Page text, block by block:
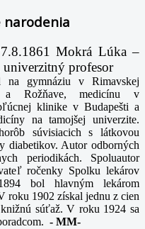
narodenia
Mokrá Lúka –
profesor
na gymnáziu v Rimavskej
a Rožňave, medicínu v
klinike v Budapešti a
na tamojšej univerzite.
súvisiacich s látkovou
diabetikov. Autor odborných
periodikách. Spoluautor
ročenky Spolku lekárov
bol hlavným lekárom
1902 získal jednu z cien
súťaž. V roku 1924 sa
- MM-